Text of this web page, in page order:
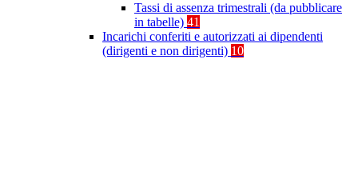
Tassi di assenza trimestrali (da pubblicare
in tabelle) 41
Incarichi conferiti e autorizzati ai dipendenti
(dirigenti e non dirigenti) 10